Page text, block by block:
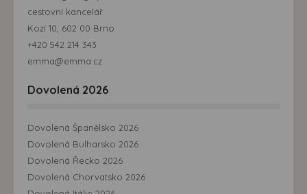
cestovní kancelář
Kozí 10, 602 00 Brno
+420 542 214 343
emma@emma.cz
Dovolená 2026
Dovolená Španělsko 2026
Dovolená Bulharsko 2026
Dovolená Řecko 2026
Dovolená Chorvatsko 2026